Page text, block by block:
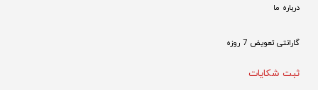
درباره ما
گارانتی تعویض 7 روزه
ثبت شکایات